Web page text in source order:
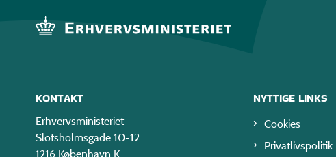
KONTAKT
Erhvervsministeriet
Slotsholmsgade 10-12
1216 København K
NYTTIGE LINKS
Cookies
Privatlivspolitik